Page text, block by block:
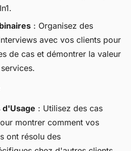
: Organisez des
avec vos clients pour
de cas et démontrer la valeur
d'Usage : Utilisez des cas
montrer comment vos
ont résolu des